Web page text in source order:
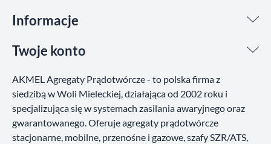
Informacje
Twoje konto
AKMEL Agregaty Prądotwórcze - to polska firma z
siedzibą w Woli Mieleckiej, działająca od 2002 roku i
specjalizująca się w systemach zasilania awaryjnego oraz
gwarantowanego. Oferuje agregaty prądotwórcze
stacjonarne, mobilne, przenośne i gazowe, szafy SZR/ATS,